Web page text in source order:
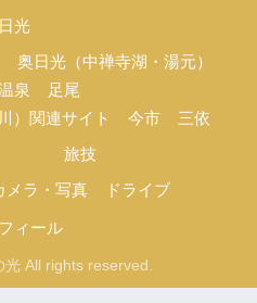
日光
奥日光（中禅寺湖・湯元）
泉
足尾
）関連サイト
今市 三依
旅技
メラ・写真 ドライブ
ィール
All rights reserved.